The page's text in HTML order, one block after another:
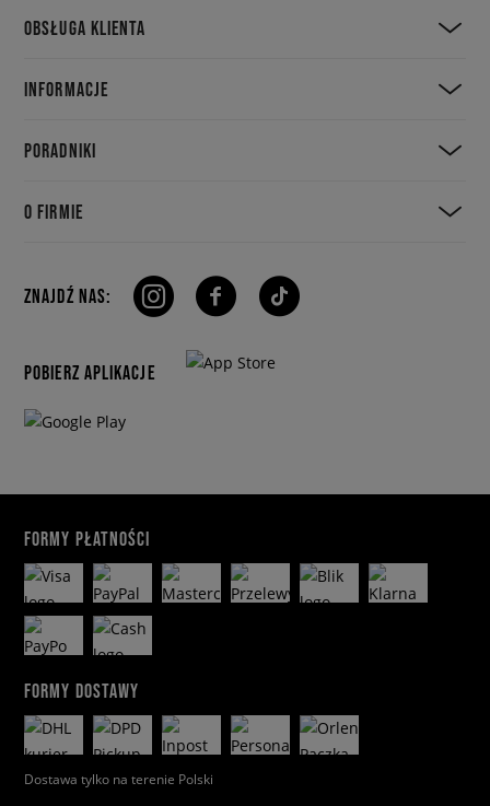
OBSŁUGA KLIENTA
INFORMACJE
PORADNIKI
O FIRMIE
ZNAJDŹ NAS:
POBIERZ APLIKACJE
FORMY PŁATNOŚCI
FORMY DOSTAWY
Dostawa tylko na terenie Polski